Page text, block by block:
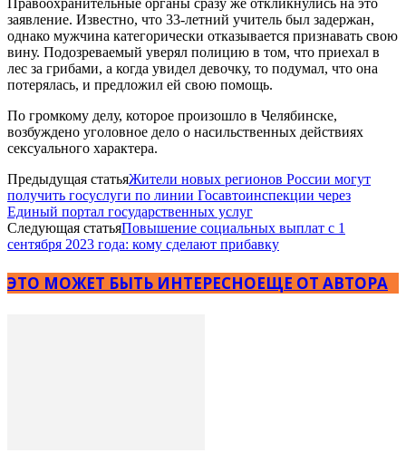
заявление. Известно, что 33-летний учитель был задержан,
однако мужчина категорически отказывается признавать свою
вину. Подозреваемый уверял полицию в том, что приехал в
лес за грибами, а когда увидел девочку, то подумал, что она
потерялась, и предложил ей свою помощь.
По громкому делу, которое произошло в Челябинске,
возбуждено уголовное дело о насильственных действиях
сексуального характера.
Предыдущая статьяЖители новых регионов России могут
получить госуслуги по линии Госавтоинспекции через
Единый портал государственных услуг
Следующая статьяПовышение социальных выплат с 1
сентября 2023 года: кому сделают прибавку
ЭТО МОЖЕТ БЫТЬ ИНТЕРЕСНОЕЩЕ ОТ АВТОРА